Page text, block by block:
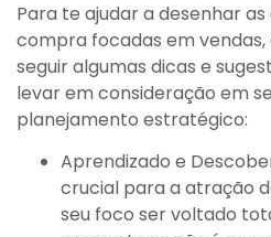
Para te ajudar a desenhar
compra focadas em
seguir algumas dicas e
levar em consideração em
planejamento estratégico:
Aprendizado e
crucial para a atração
seu foco ser voltado